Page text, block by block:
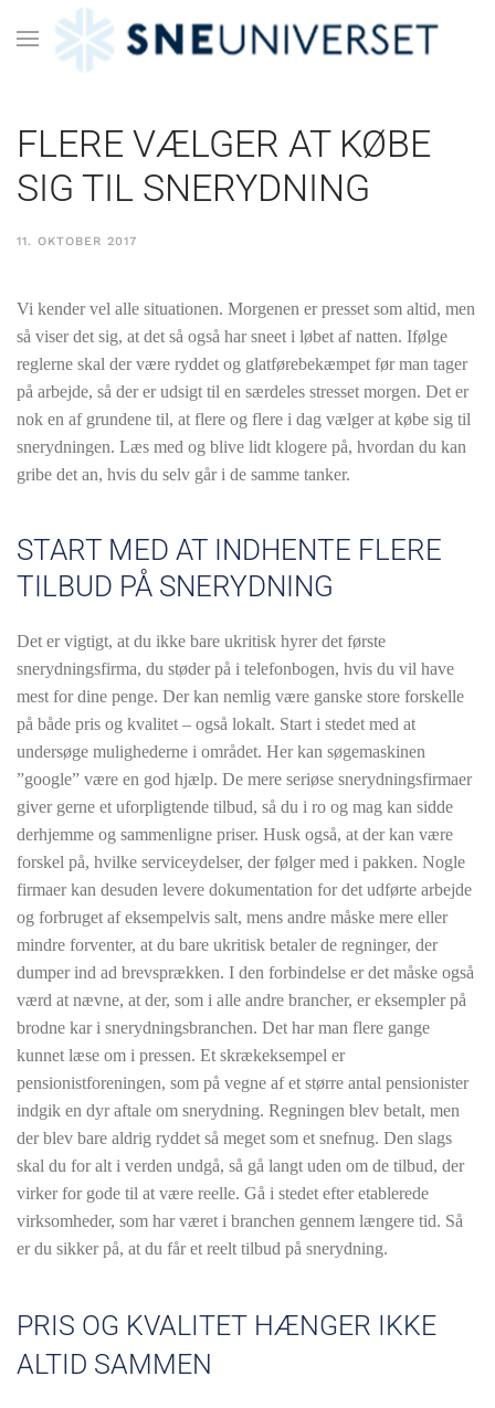
FLERE VÆLGER AT KØBE
SIG TIL SNERYDNING
11. OKTOBER 2017
Vi kender vel alle situationen. Morgenen er presset som altid, men
så viser det sig, at det så også har sneet i løbet af natten. Ifølge
reglerne skal der være ryddet og glatførebekæmpet før man tager
på arbejde, så der er udsigt til en særdeles stresset morgen. Det er
nok en af grundene til, at flere og flere i dag vælger at købe sig til
snerydningen. Læs med og blive lidt klogere på, hvordan du kan
gribe det an, hvis du selv går i de samme tanker.
START MED AT INDHENTE FLERE
TILBUD PÅ SNERYDNING
Det er vigtigt, at du ikke bare ukritisk hyrer det første
snerydningsfirma, du støder på i telefonbogen, hvis du vil have
mest for dine penge. Der kan nemlig være ganske store forskelle
på både pris og kvalitet – også lokalt. Start i stedet med at
undersøge mulighederne i området. Her kan søgemaskinen
”google” være en god hjælp. De mere seriøse snerydningsfirmaer
giver gerne et uforpligtende tilbud, så du i ro og mag kan sidde
derhjemme og sammenligne priser. Husk også, at der kan være
forskel på, hvilke serviceydelser, der følger med i pakken. Nogle
firmaer kan desuden levere dokumentation for det udførte arbejde
og forbruget af eksempelvis salt, mens andre måske mere eller
mindre forventer, at du bare ukritisk betaler de regninger, der
dumper ind ad brevsprækken. I den forbindelse er det måske også
værd at nævne, at der, som i alle andre brancher, er eksempler på
brodne kar i snerydningsbranchen. Det har man flere gange
kunnet læse om i pressen. Et skrækeksempel er
pensionistforeningen, som på vegne af et større antal pensionister
indgik en dyr aftale om snerydning. Regningen blev betalt, men
der blev bare aldrig ryddet så meget som et snefnug. Den slags
skal du for alt i verden undgå, så gå langt uden om de tilbud, der
virker for gode til at være reelle. Gå i stedet efter etablerede
virksomheder, som har været i branchen gennem længere tid. Så
er du sikker på, at du får et reelt tilbud på snerydning.
PRIS OG KVALITET HÆNGER IKKE
ALTID SAMMEN